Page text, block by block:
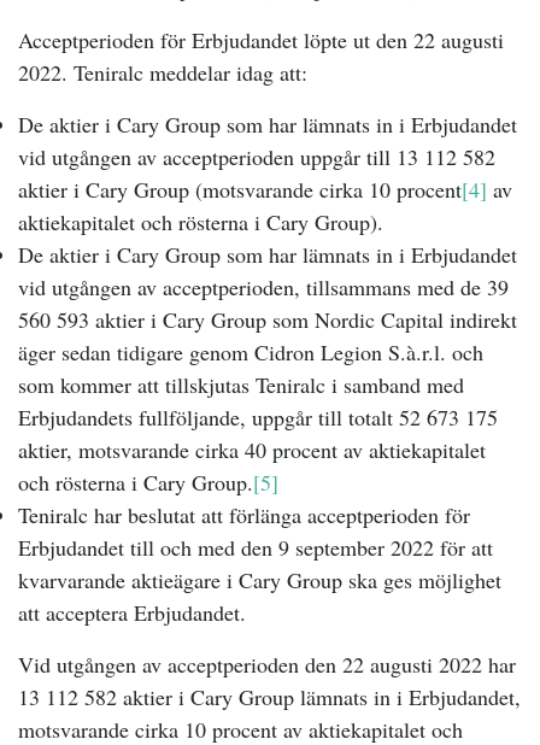
Acceptperioden för Erbjudandet löpte ut den 22 augusti
2022. Teniralc meddelar idag att:
De aktier i Cary Group som har lämnats in i Erbjudandet
vid utgången av acceptperioden uppgår till 13 112 582
aktier i Cary Group (motsvarande cirka 10 procent[4] av
aktiekapitalet och rösterna i Cary Group).
De aktier i Cary Group som har lämnats in i Erbjudandet
vid utgången av acceptperioden, tillsammans med de 39
560 593 aktier i Cary Group som Nordic Capital indirekt
äger sedan tidigare genom Cidron Legion S.à.r.l. och
som kommer att tillskjutas Teniralc i samband med
Erbjudandets fullföljande, uppgår till totalt 52 673 175
aktier, motsvarande cirka 40 procent av aktiekapitalet
och rösterna i Cary Group.[5]
Teniralc har beslutat att förlänga acceptperioden för
Erbjudandet till och med den 9 september 2022 för att
kvarvarande aktieägare i Cary Group ska ges möjlighet
att acceptera Erbjudandet.
Vid utgången av acceptperioden den 22 augusti 2022 har
13 112 582 aktier i Cary Group lämnats in i Erbjudandet,
motsvarande cirka 10 procent av aktiekapitalet och